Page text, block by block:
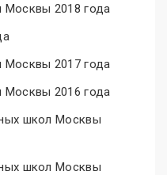
Москвы 2018 года
Москвы 2017 года
Москвы 2016 года
школ Москвы
школ Москвы